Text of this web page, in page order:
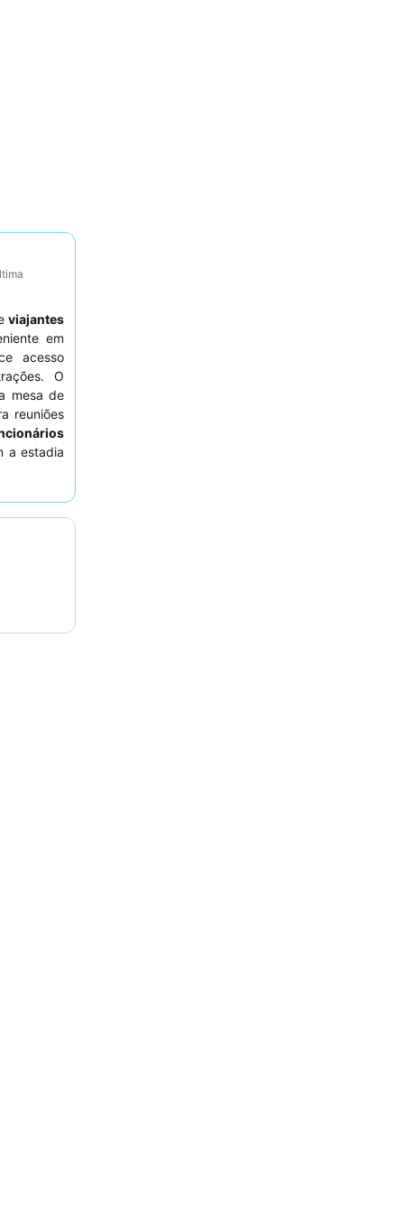
viajantes
em
acesso
O
mesa de
reuniões
a estadia
solicitar